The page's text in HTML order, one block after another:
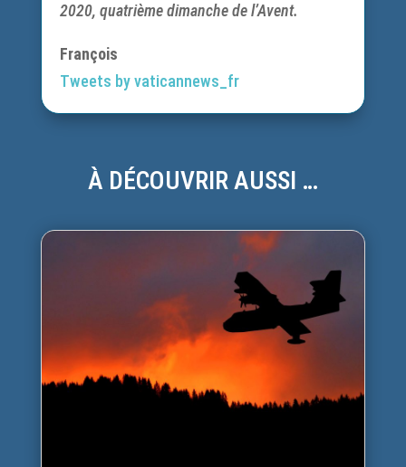
2020, quatrième dimanche de l’Avent.
François
Tweets by vaticannews_fr
À DÉCOUVRIR AUSSI …